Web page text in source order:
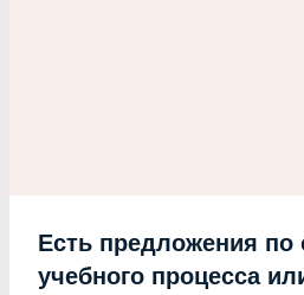
Есть предложения по
учебного процесса